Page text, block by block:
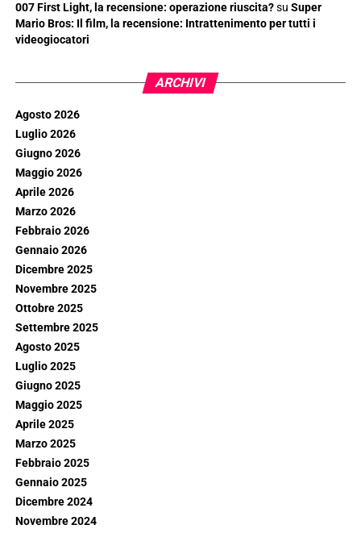
007 First Light, la recensione: operazione riuscita?su Super
Mario Bros: Il film, la recensione: Intrattenimento per tutti i
videogiocatori
ARCHIVI
Agosto 2026
Luglio 2026
Giugno 2026
Maggio 2026
Aprile 2026
Marzo 2026
Febbraio 2026
Gennaio 2026
Dicembre 2025
Novembre 2025
Ottobre 2025
Settembre 2025
Agosto 2025
Luglio 2025
Giugno 2025
Maggio 2025
Aprile 2025
Marzo 2025
Febbraio 2025
Gennaio 2025
Dicembre 2024
Novembre 2024